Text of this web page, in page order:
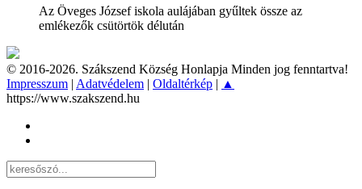
Az Öveges József iskola aulájában gyűltek össze az
emlékezők csütörtök délután
© 2016-2026. Szákszend Község Honlapja Minden jog fenntartva!
Impresszum | Adatvédelem | Oldaltérkép | ▲
https://www.szakszend.hu